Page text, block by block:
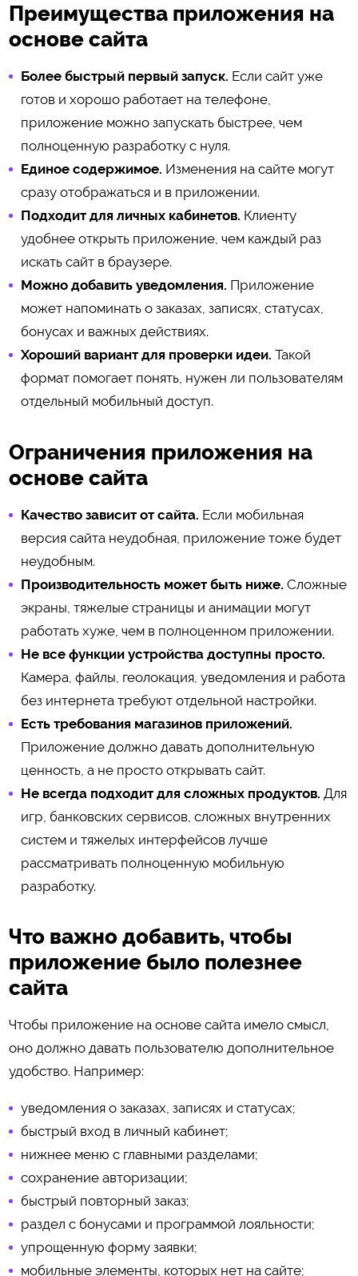
Преимущества приложения на
основе сайта
Более быстрый первый запуск. Если сайт уже
готов и хорошо работает на телефоне,
приложение можно запускать быстрее, чем
полноценную разработку с нуля.
Единое содержимое. Изменения на сайте могут
сразу отображаться и в приложении.
Подходит для личных кабинетов. Клиенту
удобнее открыть приложение, чем каждый раз
искать сайт в браузере.
Можно добавить уведомления. Приложение
может напоминать о заказах, записях, статусах,
бонусах и важных действиях.
Хороший вариант для проверки идеи. Такой
формат помогает понять, нужен ли пользователям
отдельный мобильный доступ.
Ограничения приложения на
основе сайта
Качество зависит от сайта. Если мобильная
версия сайта неудобная, приложение тоже будет
неудобным.
Производительность может быть ниже. Сложные
экраны, тяжелые страницы и анимации могут
работать хуже, чем в полноценном приложении.
Не все функции устройства доступны просто.
Камера, файлы, геолокация, уведомления и работа
без интернета требуют отдельной настройки.
Есть требования магазинов приложений.
Приложение должно давать дополнительную
ценность, а не просто открывать сайт.
Не всегда подходит для сложных продуктов. Для
игр, банковских сервисов, сложных внутренних
систем и тяжелых интерфейсов лучше
рассматривать полноценную мобильную
разработку.
Что важно добавить, чтобы
приложение было полезнее
сайта
Чтобы приложение на основе сайта имело смысл,
оно должно давать пользователю дополнительное
удобство. Например:
уведомления о заказах, записях и статусах;
быстрый вход в личный кабинет;
нижнее меню с главными разделами;
сохранение авторизации;
быстрый повторный заказ;
раздел с бонусами и программой лояльности;
упрощенную форму заявки;
мобильные элементы, которых нет на сайте;